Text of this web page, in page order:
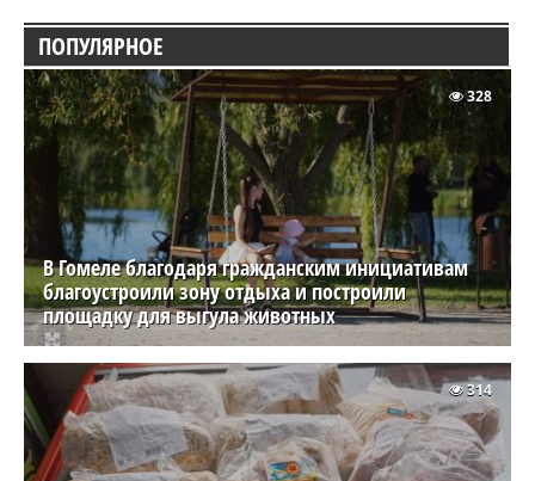
ПОПУЛЯРНОЕ
В Гомеле благодаря гражданским инициативам
благоустроили зону отдыха и построили
площадку для выгула животных
328
314